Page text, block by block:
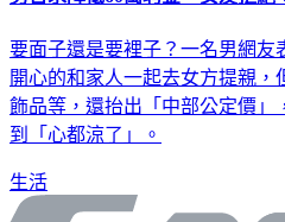
要面子還是要裡子？一名男網友
開心的和家人一起去女方提親
飾品等，還抬出「中部公定價」
到「心都涼了」。
生活